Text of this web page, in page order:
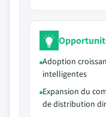
Adoption
intelligentes
Expansion du
de distribution